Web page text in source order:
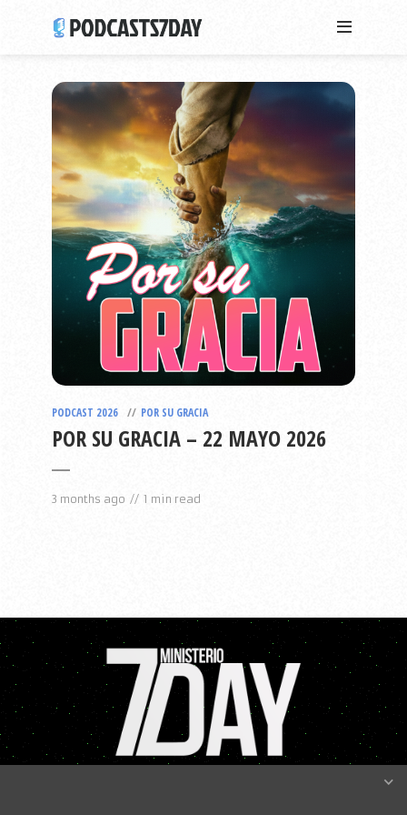
PODCAST 2026 POR SU GRACIA
POR SU GRACIA – 22 MAYO 2026
3 months ago 1 min read